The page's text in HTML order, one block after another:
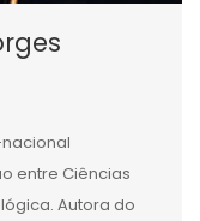
entre Ciências
Autora do